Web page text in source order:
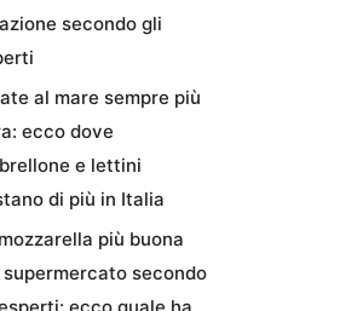
secondo gli
al mare sempre più
ecco dove
e lettini
di più in Italia
più buona
supermercato secondo